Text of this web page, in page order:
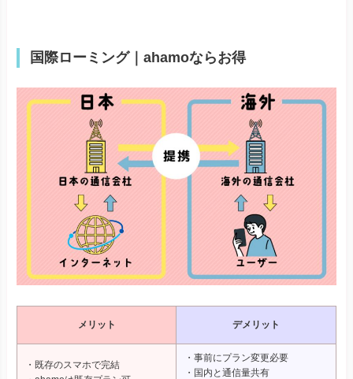
国際ローミング｜ahamoならお得
メリット デメリット
・既存のスマホで完結
・事前にプラン変更必要
・国内と通信量共有